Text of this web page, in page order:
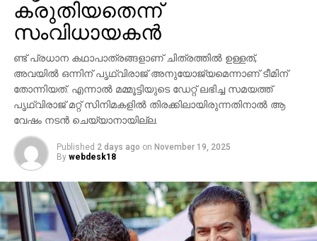
സാന്നിധ്യം ഇവന്റിനെ ദേശീയ തലത്തില്‍ തന്നെ
ശ്രദ്ധേയമാക്കി. ചിത്രത്തില്‍ പ്രിയങ്ക ചോപ്ര
മന്ദാകിനിയായി, പൃഥ്വിരാജ് സുകുമാരന്‍ കുംബയായി
പ്രത്യക്ഷപ്പെടും. 2027ലെ സങ്ക്രാന്തി റിലീസിനായി
‘വാരണസി’ ഒരുക്കപ്പെടുന്നുണ്ട്. എന്നാല്‍
ചിത്രത്തെക്കാള്‍ വലിയ ചര്‍ച്ചയാകുന്നത്
സംവിധായകന്റെ പ്രസ്താവനയും അതിനുശേഷം
ഉയര്‍ന്ന പ്രതിഷേധങ്ങളുമാണ്.
കരുതിയതെന്ന്
സംവിധായകന്‍
ണ്ട് പ്രധാന കഥാപാത്രങ്ങളാണ് ചിത്രത്തില്‍ ഉള്ളത്,
അവയില്‍ ഒന്നിന് പൃഥ്വിരാജ് അനുയോജ്യമെന്നാണ് ടീമിന്
തോന്നിയത്. എന്നാല്‍ മമ്മൂട്ടിയുടെ ഡേറ്റ് ലഭിച്ച സമയത്ത്
പൃഥ്വിരാജ് മറ്റ് സിനിമകളില്‍ തിരക്കിലായിരുന്നതിനാല്‍ ആ
വേഷം നടന്‍ ചെയ്യാനായില്ല.
Published 2 days ago on November 19, 2025
By webdesk18